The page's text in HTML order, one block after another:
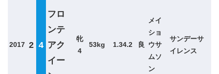
2017 良
2 4
フロ
ンテ
アク
イー
牝
4
53kg 1.34.2
メイ
ショ
ウサ
ムソ
ン
サンデーサ
イレンス